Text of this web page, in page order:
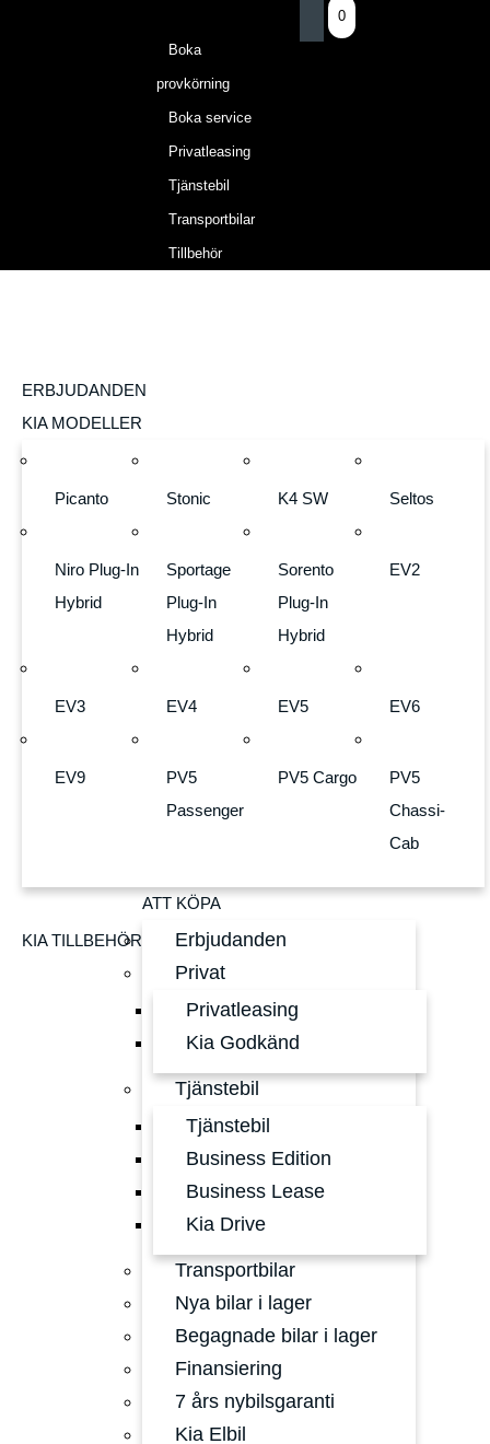
Boka
provkörning
Boka service
Privatleasing
Tjänstebil
Transportbilar
Tillbehör
0
ERBJUDANDEN
KIA MODELLER
Picanto Stonic K4 SW Seltos
Niro Plug-In
Hybrid
Sportage
Plug-In
Hybrid
Sorento
Plug-In
Hybrid
EV2
EV3 EV4 EV5 EV6
EV9
PV5
Passenger
PV5 Cargo
PV5
Chassi-
Cab
KIA TILLBEHÖR
ATT KÖPA
Erbjudanden
Privat
Privatleasing
Kia Godkänd
Tjänstebil
Tjänstebil
Business Edition
Business Lease
Kia Drive
Transportbilar
Nya bilar i lager
Begagnade bilar i lager
Finansiering
7 års nybilsgaranti
Kia Elbil